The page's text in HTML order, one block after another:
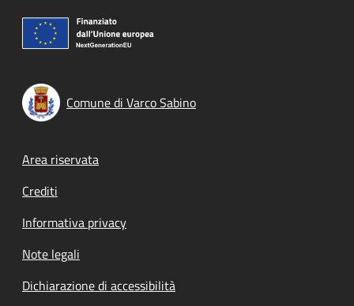
Comune di Varco Sabino
Footer menu
Area riservata
Crediti
Informativa privacy
Note legali
Dichiarazione di accessibilità